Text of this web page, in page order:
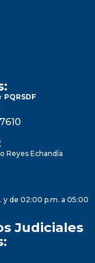
PQRSDF
Reyes Echandía
y de 02:00 p.m. a 05:00
Judiciales